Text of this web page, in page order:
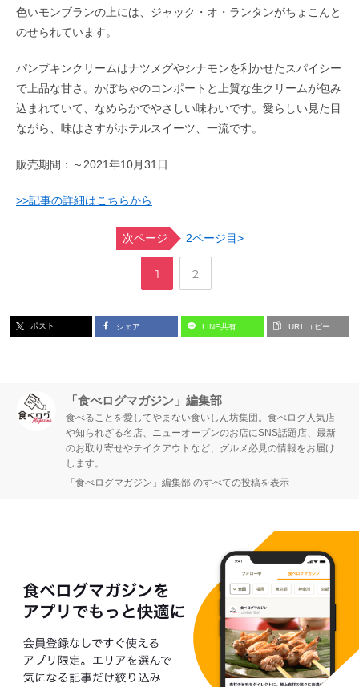
色いモンブランの上には、ジャック・オ・ランタンがちょこんと
のせられています。
パンプキンクリームはナツメグやシナモンを利かせたスパイシー
で上品な甘さ。かぼちゃのコンポートと上質な生クリームが包み
込まれていて、なめらかでやさしい味わいです。愛らしい見た目
ながら、味はさすがホテルスイーツ、一流です。
販売期間：～2021年10月31日
>>記事の詳細はこちらから
次ページ 2ページ目>
ペ
ジ
1
,
ペ
ジ
2
ポスト シェア LINE共有 URLコピー
「食べログマガジン」編集部
食べることを愛してやまない食いしん坊集団。食べログ人気店
や知られざる名店、ニューオープンのお店にSNS話題店、最新
のお取り寄せやテイクアウトなど、グルメ必見の情報をお届け
します。
「食べログマガジン」編集部 のすべての投稿を表示